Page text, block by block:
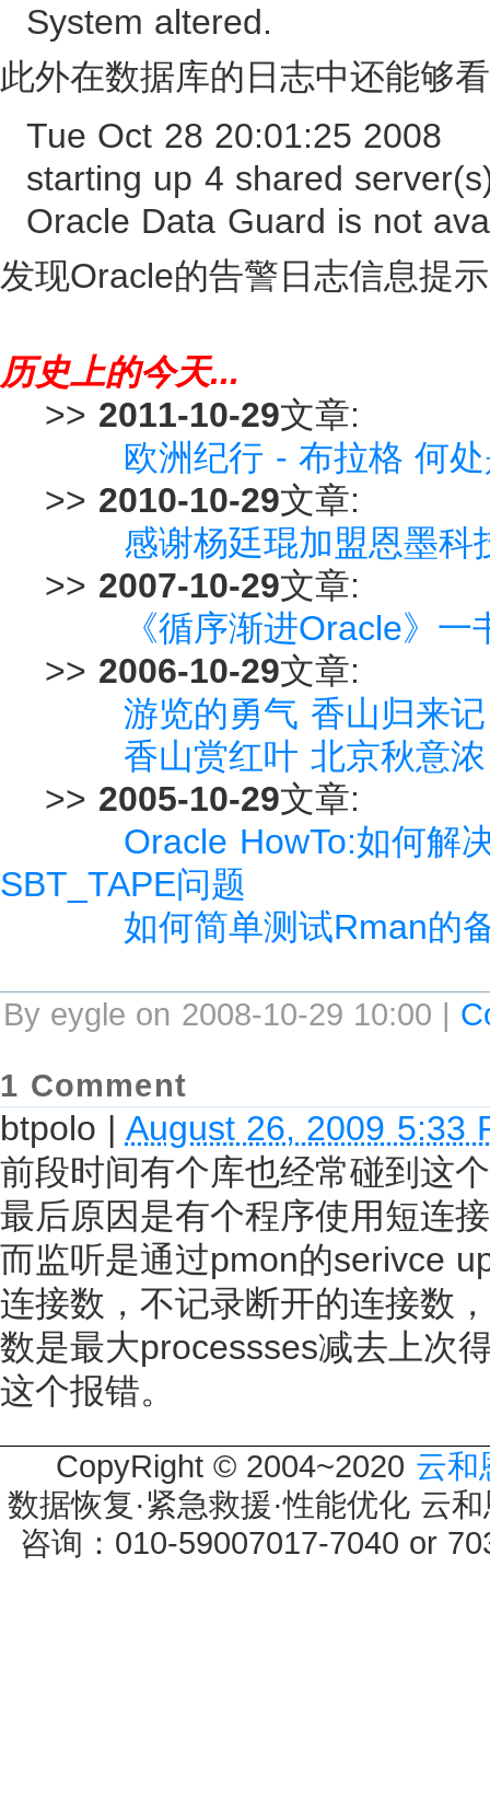
System altered.
此外在数据库的日志中还能够
Tue Oct 28 20:01:25 2008
starting up 4 shared
Oracle Data Guard is not
发现Oracle的告警日志信息提
历史上的今天...
>> 2011-10-29文章:
欧洲纪行 - 布拉格 何
>> 2010-10-29文章:
感谢杨廷琨加盟恩墨
>> 2007-10-29文章:
《循序渐进Oracle》一
>> 2006-10-29文章:
游览的勇气 香山归来记
香山赏红叶 北京秋意浓
>> 2005-10-29文章:
Oracle HowTo:如何解
SBT_TAPE问题
如何简单测试Rman的
By eygle on 2008-10-29 10:00 |
1 Comment
btpolo | August 26, 2009 5:33
前段时间有个库也经常碰到这
最后原因是有个程序使用短连
而监听是通过pmon的serivce
连接数，不记录断开的连接数
数是最大processses减去上次
这个报错。
CopyRight © 2004~2020 云和
数据恢复·紧急救援·性能优化 云
咨询：010-59007017-7040 or